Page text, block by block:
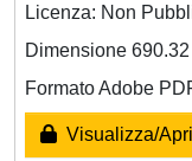
Licenza: Non
Dimensione
Formato Adobe
Visualizza/Apri